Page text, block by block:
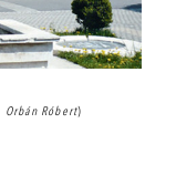
Orbán Róbert)